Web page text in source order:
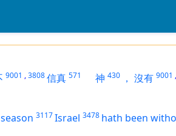
9001 ,3808信真 571 神 430 ， 沒有 9001 ,
season 3117Israel 3478 hath been